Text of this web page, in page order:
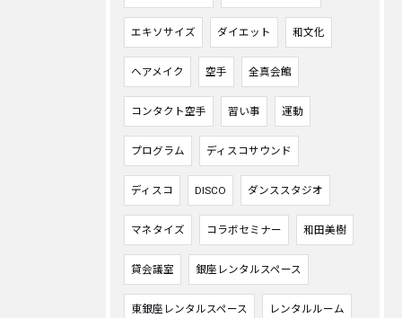
エキソサイズ ダイエット 和文化
ヘアメイク 空手 全真会館
コンタクト空手 習い事 運動
プログラム ディスコサウンド
ディスコ DISCO ダンススタジオ
マネタイズ コラボセミナー 和田美樹
貸会議室 銀座レンタルスペース
東銀座レンタルスペース レンタルルーム